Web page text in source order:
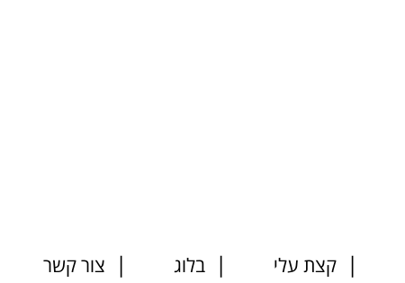
קצת עלי בלוג צור קשר